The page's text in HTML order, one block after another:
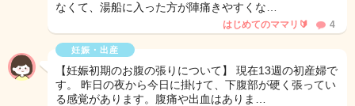
なくて、湯船に入った方が陣痛きやすくな…
はじめてのママリ🔰 4
妊娠・出産
【妊娠初期のお腹の張りについて】 現在13週の初産婦で
す。 昨日の夜から今日に掛けて、下腹部が硬く張ってい
る感覚があります。腹痛や出血はありま…